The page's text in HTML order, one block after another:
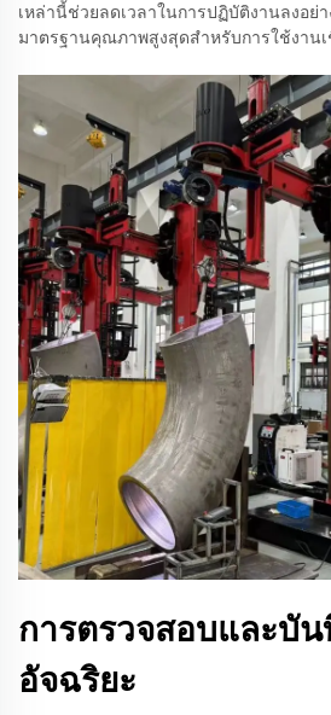
เหล่านี้ช่วยลดเวลาในการปฏิบัติงานลงอย่
มาตรฐานคุณภาพสูงสุดสำหรับการใช้งาน
การตรวจสอบและบั
อัจฉริยะ